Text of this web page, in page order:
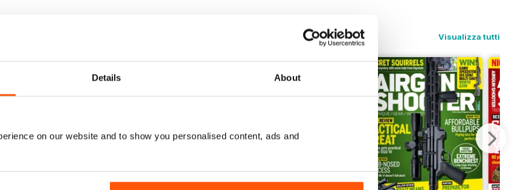
Details About
on our website and to show you personalised content, ads and
Visualizza tutti